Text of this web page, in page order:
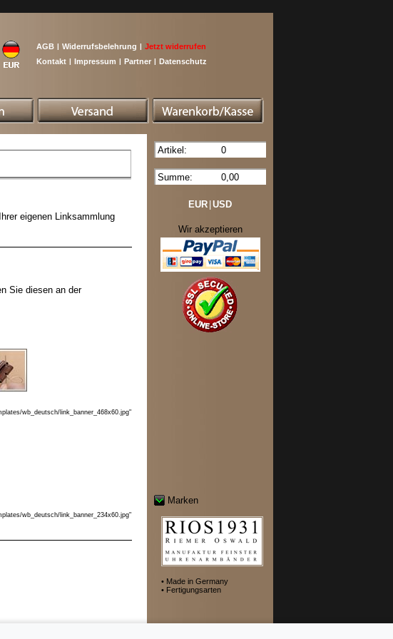
AGB | Widerrufsbelehrung | Jetzt widerrufen
Kontakt | Impressum | Partner | Datenschutz
eigenen Linksammlung
Sie diesen an der
wb_deutsch/link_banner_468x60.jpg"
wb_deutsch/link_banner_234x60.jpg"
Artikel: 0
Summe: 0,00
EUR USD
Wir akzeptieren
Marken
• Made in Germany
• Fertigungsarten